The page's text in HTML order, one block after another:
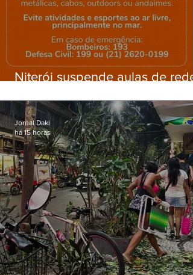
Niterói suspende aulas de rede
ventos fortes nesta sexta (7)
Jornal Daki
há 15 horas